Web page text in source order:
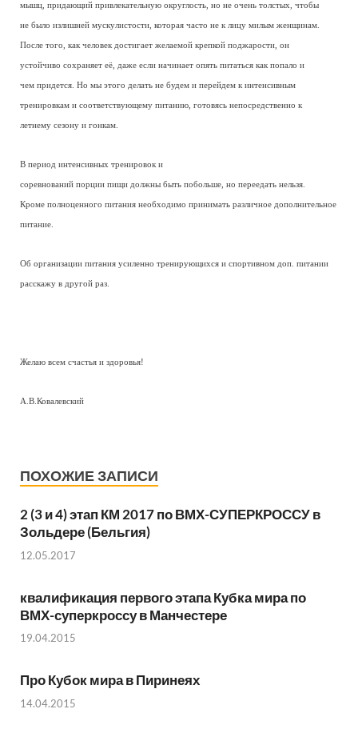
мышц, придающий привлекательную округлость, но не очень толстых, чтобы
не было излишней мускулистости, которая часто не к лицу милым женщинам.
После того, как человек достигает желаемой крепкой поджарости, он
устойчиво сохраняет её, даже если начинает опять питаться как попало и
чем придется. Но мы этого делать не будем и перейдем к интенсивным
тренировкам и соответствующему питанию, готовясь непосредственно к
летнему сезону и гонкам.
В период интенсивных тренировок и
соревнований порции пищи должны быть побольше, но переедать нельзя.
Кроме полноценного питания необходимо принимать различное дополнительное
питание.
Об организации питания усиленно тренирующихся и спортивном доп. питании
расскажу в другой раз.
Желаю всем счастья и здоровья!
А.В.Ковалевский
ПОХОЖИЕ ЗАПИСИ
2 (3 и 4) этап КМ 2017 по ВМХ-СУПЕРКРОССУ в
Зольдере (Бельгия)
12.05.2017
квалификация первого этапа Кубка мира по
ВМХ-суперкроссу в Манчестере
19.04.2015
Про Кубок мира в Пиринеях
14.04.2015